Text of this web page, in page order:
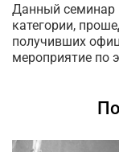
Данный семинар
категории,
получивших
мероприятие по